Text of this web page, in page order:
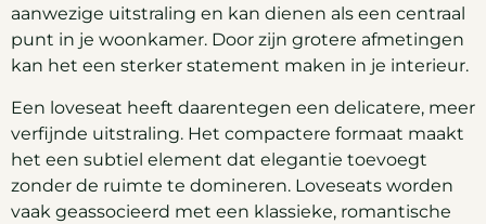
aanwezige uitstraling en kan dienen als een centraal
punt in je woonkamer. Door zijn grotere afmetingen
kan het een sterker statement maken in je interieur.
Een loveseat heeft daarentegen een delicatere, meer
verfijnde uitstraling. Het compactere formaat maakt
het een subtiel element dat elegantie toevoegt
zonder de ruimte te domineren. Loveseats worden
vaak geassocieerd met een klassieke, romantische